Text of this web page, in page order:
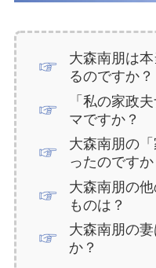
大森南朋は
るのですか？
「私の家政
マですか？
大森南朋の
ったのですか
大森南朋の
ものは？
大森南朋の
か？